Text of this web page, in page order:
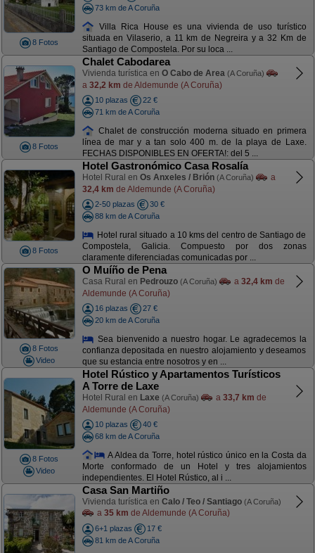
8 Fotos
73 km de A Coruña
Villa Rica House es una vivienda de uso turístico
situada en Vilaserio, a 11 km de Negreira y a 32 Km de
Santiago de Compostela. Por su loca ...
8 Fotos
Chalet Cabodarea
Vivienda turística en O Cabo de Area (A Coruña)
a 32,2 km de Aldemunde (A Coruña)
10 plazas
22 €
71 km de A Coruña
Chalet de construcción moderna situado en primera
línea de mar y a tan solo 400 m. de la playa de Laxe.
FECHAS DISPONIBLES EN OFERTA!: del 5 ...
8 Fotos
Hotel Gastronómico Casa Rosalía
Hotel Rural en Os Anxeles / Brión (A Coruña)
a
32,4 km de Aldemunde (A Coruña)
2-50 plazas
30 €
88 km de A Coruña
Hotel rural situado a 10 kms del centro de Santiago de
Compostela, Galicia. Compuesto por dos zonas
claramente diferenciadas comunicadas por ...
8 Fotos
Video
O Muíño de Pena
Casa Rural en Pedrouzo (A Coruña) a 32,4 km de
Aldemunde (A Coruña)
16 plazas
27 €
20 km de A Coruña
Sea bienvenido a nuestro hogar. Le agradecemos la
confianza depositada en nuestro alojamiento y deseamos
que su estancia entre nosotros y en ...
8 Fotos
Video
Hotel Rústico y Apartamentos Turísticos
A Torre de Laxe
Hotel Rural en Laxe (A Coruña) a 33,7 km de
Aldemunde (A Coruña)
10 plazas
40 €
68 km de A Coruña
A Aldea da Torre, hotel rústico único en la Costa da
Morte conformado de un Hotel y tres alojamientos
independientes. El Hotel Rústico, al i ...
Casa San Martiño
Vivienda turística en Calo / Teo / Santiago (A Coruña)
a 35 km de Aldemunde (A Coruña)
6+1 plazas
17 €
81 km de A Coruña